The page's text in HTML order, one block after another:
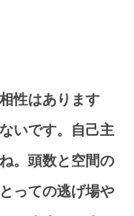
性はあります
いです。自己主
。頭数と空間の
っての逃げ場や